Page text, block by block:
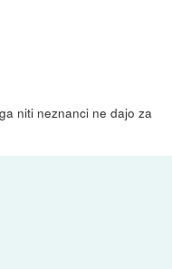
niti neznanci ne dajo za